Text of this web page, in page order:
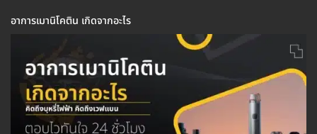
อาการเมานิโคติน เกิดจากอะไร